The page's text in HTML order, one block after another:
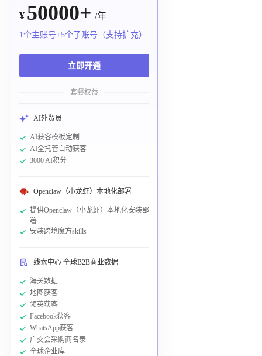
¥ 50000+ /年
1个主账号+5个子账号（支持扩充）
立即开通
套餐权益
AI外贸员
AI获客模板定制
AI全托管自动获客
3000 AI积分
Openclaw（小龙虾）本地化部署
提供Openclaw（小龙虾）本地化安装部
署
安装跨境魔方skills
线索中心 全球B2B商业数据
海关数据
地图获客
领英获客
Facebook获客
WhatsApp获客
广交会采购商名录
全球企业库